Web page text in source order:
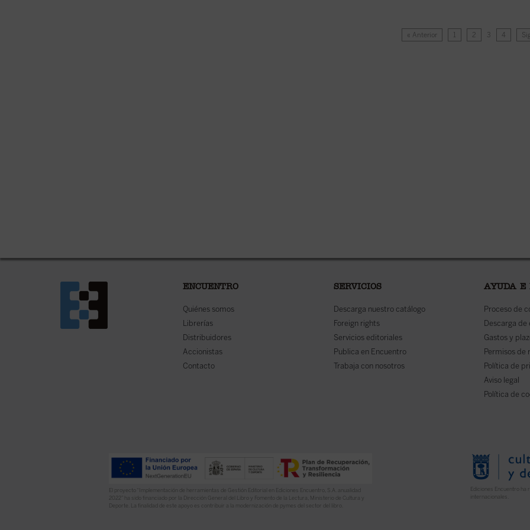
« Anterior 1 2 3 4
ENCUENTRO
Quiénes somos
Librerías
Distribuidores
Accionistas
Contacto
SERVICIOS
Descarga nuestro catálogo
Foreign rights
Servicios editoriales
Publica en Encuentro
Trabaja con nosotros
AYUDA E
Proceso de
Descarga de
Gastos y
Permisos de
Política de
Aviso legal
Política de
El proyecto “Implementación de herramientas de Gestión Editorial en Ediciones Encuentro, S.A. anualidad
2022” ha sido financiado por la Dirección General del Libro y Fomento de la Lectura, Ministerio de Cultura y
Deporte. La finalidad de este apoyo es contribuir a la modernización de pymes del sector del libro.
Ediciones Encuentro